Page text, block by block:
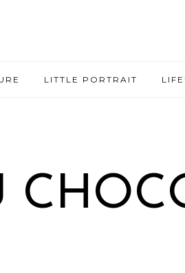
LITTLE PORTRAIT